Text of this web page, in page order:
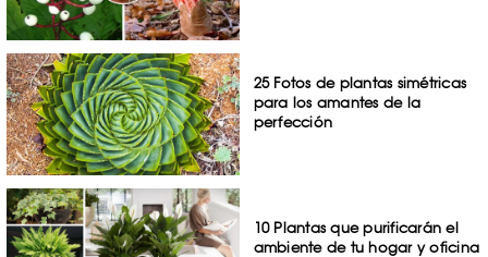
25 Fotos de plantas simétricas
para los amantes de la
perfección
10 Plantas que purificarán el
ambiente de tu hogar y oficina